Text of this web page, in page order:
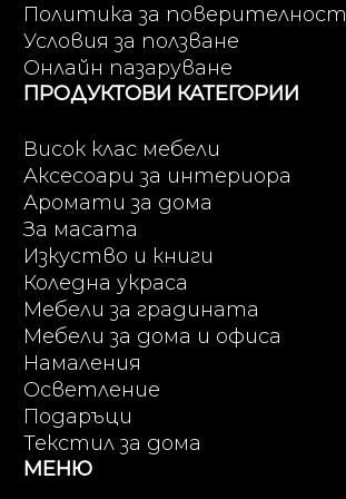
Политика за поверителност
Условия за ползване
Онлайн пазаруване
ПРОДУКТОВИ КАТЕГОРИИ
Висок клас мебели
Аксесоари за интериора
Аромати за дома
За масата
Изкуство и книги
Коледна украса
Мебели за градината
Мебели за дома и офиса
Намаления
Осветление
Подаръци
Текстил за дома
МЕНЮ